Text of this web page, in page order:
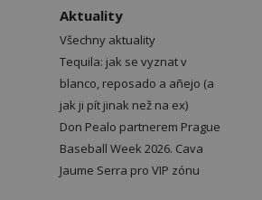
Aktuality
Všechny aktuality
Tequila: jak se vyznat v
blanco, reposado a añejo (a
jak ji pít jinak než na ex)
Don Pealo partnerem Prague
Baseball Week 2026. Cava
Jaume Serra pro VIP zónu